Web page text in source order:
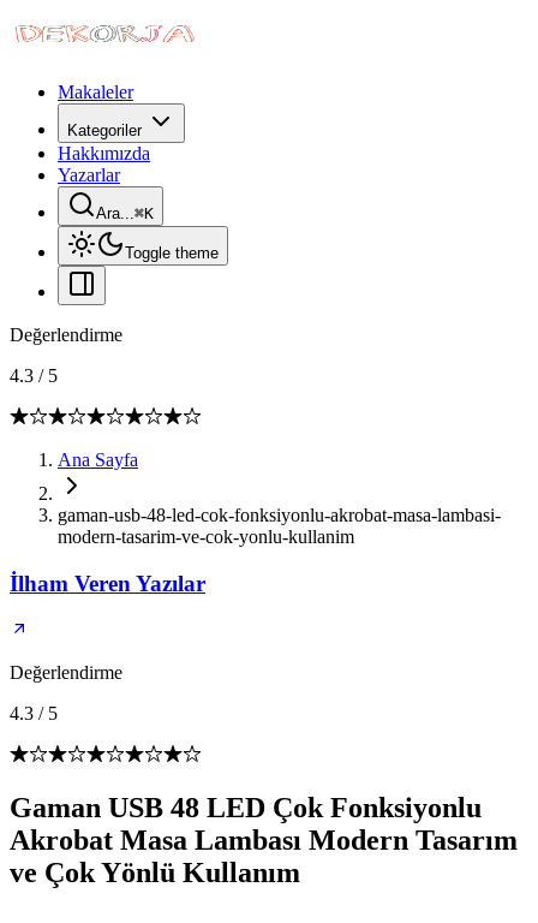
Makaleler
Kategoriler
Hakkımızda
Yazarlar
Ara...⌘K
Toggle theme
Değerlendirme
4.3 / 5
Ana Sayfa
gaman-usb-48-led-cok-fonksiyonlu-akrobat-masa-lambasi-
modern-tasarim-ve-cok-yonlu-kullanim
İlham Veren Yazılar
Değerlendirme
4.3 / 5
Gaman USB 48 LED Çok Fonksiyonlu
Akrobat Masa Lambası Modern Tasarım
ve Çok Yönlü Kullanım